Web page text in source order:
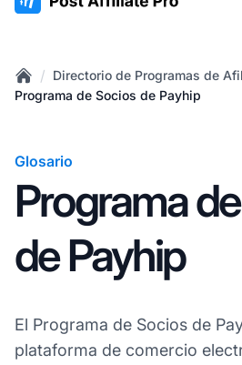
Home
/ Directorio de Programas de
Programa de Socios de Payhip
Glosario
Programa
de Payhip
El Programa de Socios de
plataforma de comercio